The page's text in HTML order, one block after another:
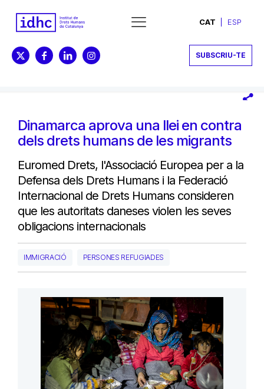
CAT ESP
SUBSCRIU-TE
Dinamarca aprova una llei en contra
dels drets humans de les migrants
Euromed Drets, l'Associació Europea per a la
Defensa dels Drets Humans i la Federació
Internacional de Drets Humans consideren
que les autoritats daneses violen les seves
obligacions internacionals
IMMIGRACIÓ PERSONES REFUGIADES